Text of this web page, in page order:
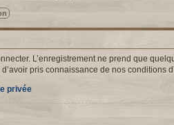
L’enregistrement ne prend que
pris connaissance de nos
privée